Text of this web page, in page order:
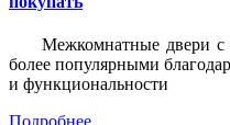
Межкомнатные двери с
более популярными
и функциональности